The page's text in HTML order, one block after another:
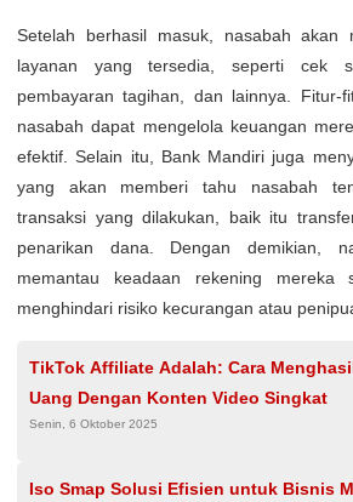
Setelah berhasil masuk, nasabah akan
layanan yang tersedia, seperti cek
pembayaran tagihan, dan lainnya. Fitur-
nasabah dapat mengelola keuangan
efektif. Selain itu, Bank Mandiri juga
yang akan memberi tahu nasabah
transaksi yang dilakukan, baik itu
penarikan dana. Dengan demikian,
memantau keadaan rekening mereka
menghindari risiko kecurangan atau
TikTok Affiliate Adalah: Cara
Uang Dengan Konten Video Singkat
Senin, 6 Oktober 2025
Iso Smap Solusi Efisien untuk Bisnis